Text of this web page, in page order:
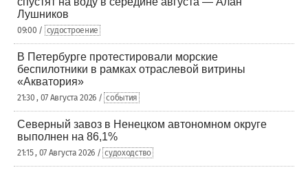
Лушников
09:00 / судостроение
В Петербурге протестировали морские
беспилотники в рамках отраслевой витрины
«Акватория»
21:30 , 07 Августа 2026 / события
Северный завоз в Ненецком автономном округе
выполнен на 86,1%
21:15 , 07 Августа 2026 / судоходство